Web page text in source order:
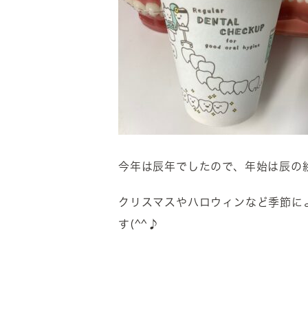
今年は辰年でしたので、年始は辰
クリスマスやハロウィンなど季節
す(^^♪